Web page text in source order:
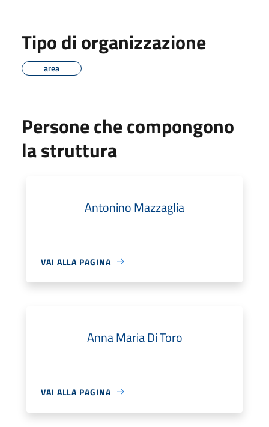
Tipo di organizzazione
area
Persone che compongono
la struttura
Antonino Mazzaglia
VAI ALLA PAGINA
Anna Maria Di Toro
VAI ALLA PAGINA